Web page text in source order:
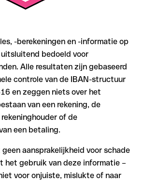
-berekeningen en -informatie op
bedoeld voor
Alle resultaten zijn gebaseerd
controle van de IBAN-structuur
en zeggen niets over het
van een rekening, de
of de
een betaling.
aansprakelijkheid voor schade
het gebruik van deze informatie –
voor onjuiste, mislukte of naar